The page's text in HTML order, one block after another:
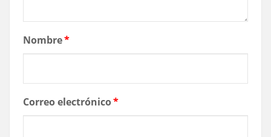
Nombre*
Correo electrónico*